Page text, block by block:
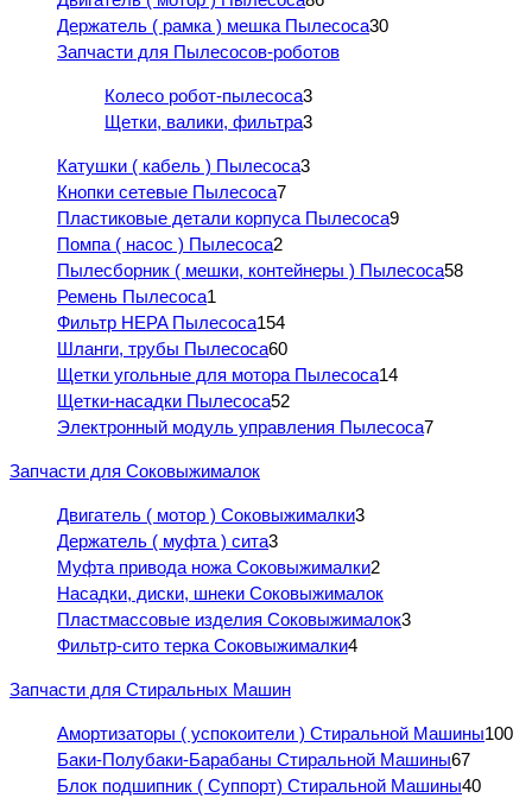
Держатель ( рамка ) мешка Пылесоса30
Запчасти для Пылесосов-роботов
Колесо робот-пылесоса3
Щетки, валики, фильтра3
Катушки ( кабель ) Пылесоса3
Кнопки сетевые Пылесоса7
Пластиковые детали корпуса Пылесоса9
Помпа ( насос ) Пылесоса2
Пылесборник ( мешки, контейнеры ) Пылесоса58
Ремень Пылесоса1
Фильтр HEPA Пылесоса154
Шланги, трубы Пылесоса60
Щетки угольные для мотора Пылесоса14
Щетки-насадки Пылесоса52
Электронный модуль управления Пылесоса7
Запчасти для Соковыжималок
Двигатель ( мотор ) Соковыжималки3
Держатель ( муфта ) сита3
Муфта привода ножа Соковыжималки2
Насадки, диски, шнеки Соковыжималок
Пластмассовые изделия Соковыжималок3
Фильтр-сито терка Соковыжималки4
Запчасти для Стиральных Машин
Амортизаторы ( успокоители ) Стиральной Машины100
Баки-Полубаки-Барабаны Стиральной Машины67
Блок подшипник ( Суппорт) Стиральной Машины40